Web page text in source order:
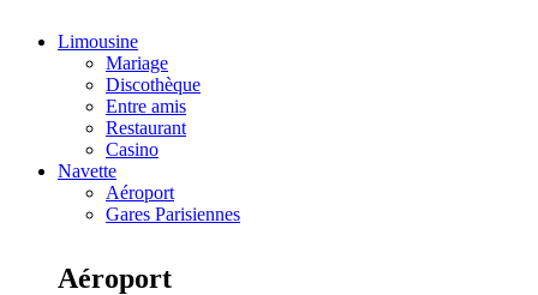
Limousine
Mariage
Discothèque
Entre amis
Restaurant
Casino
Navette
Aéroport
Gares Parisiennes
Aéroport